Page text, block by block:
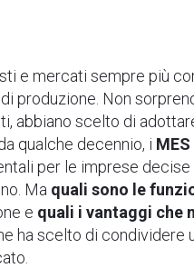
e mercati sempre più
produzione. Non
abbiano scelto di
qualche decennio, i MES
per le imprese
Ma quali sono le
e quali i vantaggi che
ha scelto di condividere